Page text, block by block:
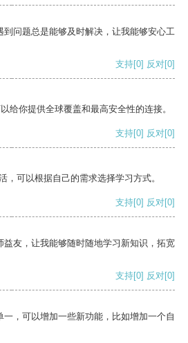
到问题总是能够及时解决，让我能够安心工
支持[0] 反对[0]
给你提供全球覆盖和最高安全性的连接。
支持[0] 反对[0]
，可以根据自己的需求选择学习方式。
支持[0] 反对[0]
益友，让我能够随时随地学习新知识，拓宽
支持[0] 反对[0]
，可以增加一些新功能，比如增加一个自